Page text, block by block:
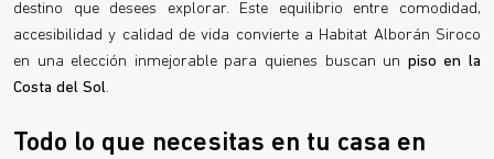
destino que desees explorar. Este equilibrio entre comodidad,
accesibilidad y calidad de vida convierte a Habitat Alborán Siroco
en una elección inmejorable para quienes buscan un piso en la
Costa del Sol.
Todo lo que necesitas en tu casa en